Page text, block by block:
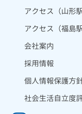
アクセス（山形駅
アクセス（福島駅
会社案内
採用情報
個人情報保護方
社会生活自立度